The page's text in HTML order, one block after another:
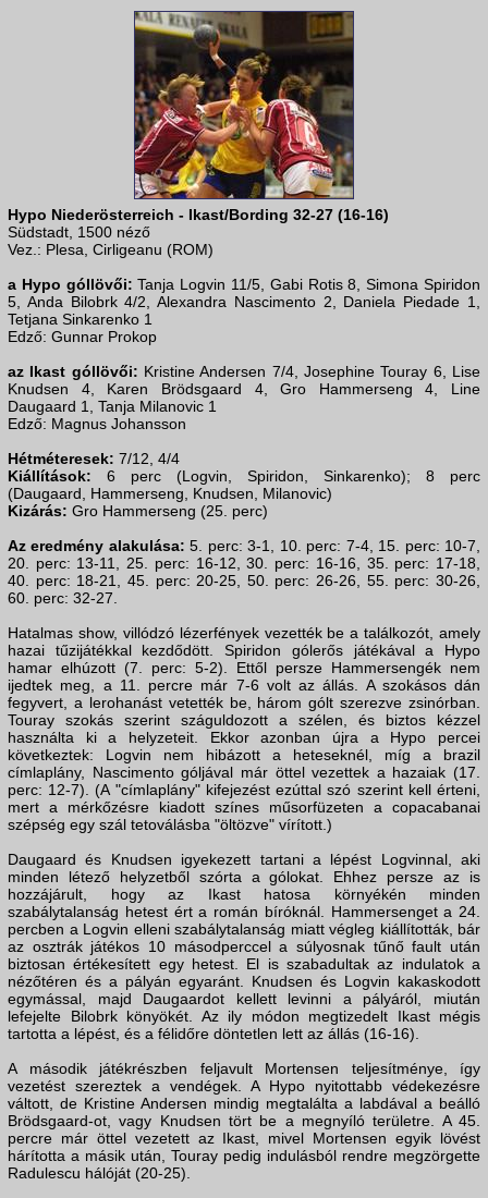
Hypo Niederösterreich - Ikast/Bording 32-27 (16-16)
Südstadt, 1500 néző
Vez.: Plesa, Cirligeanu (ROM)
a Hypo góllövői: Tanja Logvin 11/5, Gabi Rotis 8, Simona Spiridon
5, Anda Bilobrk 4/2, Alexandra Nascimento 2, Daniela Piedade 1,
Tetjana Sinkarenko 1
Edző: Gunnar Prokop
az Ikast góllövői: Kristine Andersen 7/4, Josephine Touray 6, Lise
Knudsen 4, Karen Brödsgaard 4, Gro Hammerseng 4, Line
Daugaard 1, Tanja Milanovic 1
Edző: Magnus Johansson
Hétméteresek: 7/12, 4/4
Kiállítások: 6 perc (Logvin, Spiridon, Sinkarenko); 8 perc
(Daugaard, Hammerseng, Knudsen, Milanovic)
Kizárás: Gro Hammerseng (25. perc)
Az eredmény alakulása: 5. perc: 3-1, 10. perc: 7-4, 15. perc: 10-7,
20. perc: 13-11, 25. perc: 16-12, 30. perc: 16-16, 35. perc: 17-18,
40. perc: 18-21, 45. perc: 20-25, 50. perc: 26-26, 55. perc: 30-26,
60. perc: 32-27.
Hatalmas show, villódzó lézerfények vezették be a találkozót, amely
hazai tűzijátékkal kezdődött. Spiridon gólerős játékával a Hypo
hamar elhúzott (7. perc: 5-2). Ettől persze Hammersengék nem
ijedtek meg, a 11. percre már 7-6 volt az állás. A szokásos dán
fegyvert, a lerohanást vetették be, három gólt szerezve zsinórban.
Touray szokás szerint száguldozott a szélen, és biztos kézzel
használta ki a helyzeteit. Ekkor azonban újra a Hypo percei
következtek: Logvin nem hibázott a heteseknél, míg a brazil
címlaplány, Nascimento góljával már öttel vezettek a hazaiak (17.
perc: 12-7). (A "címlaplány" kifejezést ezúttal szó szerint kell érteni,
mert a mérkőzésre kiadott színes műsorfüzeten a copacabanai
szépség egy szál tetoválásba "öltözve" vírított.)
Daugaard és Knudsen igyekezett tartani a lépést Logvinnal, aki
minden létező helyzetből szórta a gólokat. Ehhez persze az is
hozzájárult, hogy az Ikast hatosa környékén minden
szabálytalanság hetest ért a román bíróknál. Hammersenget a 24.
percben a Logvin elleni szabálytalanság miatt végleg kiállították, bár
az osztrák játékos 10 másodperccel a súlyosnak tűnő fault után
biztosan értékesített egy hetest. El is szabadultak az indulatok a
nézőtéren és a pályán egyaránt. Knudsen és Logvin kakaskodott
egymással, majd Daugaardot kellett levinni a pályáról, miután
lefejelte Bilobrk könyökét. Az ily módon megtizedelt Ikast mégis
tartotta a lépést, és a félidőre döntetlen lett az állás (16-16).
A második játékrészben feljavult Mortensen teljesítménye, így
vezetést szereztek a vendégek. A Hypo nyitottabb védekezésre
váltott, de Kristine Andersen mindig megtalálta a labdával a beálló
Brödsgaard-ot, vagy Knudsen tört be a megnyíló területre. A 45.
percre már öttel vezetett az Ikast, mivel Mortensen egyik lövést
hárította a másik után, Touray pedig indulásból rendre megzörgette
Radulescu hálóját (20-25).